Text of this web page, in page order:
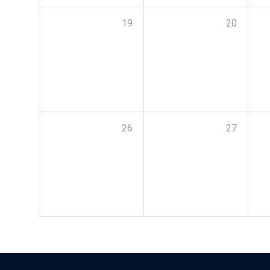
19 20
26 27